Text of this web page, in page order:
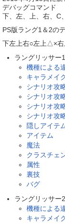
デバッグコマンド
下、左、上、右、C
PS版ラング1＆2の
下左上右○左上△×右
ラングリッサー1
機種による
キャラメイ
シナリオ攻
シナリオ攻
シナリオ攻
シナリオ攻
隠しアイテ
アイテム
魔法
クラスチェ
属性
裏技
バグ
ラングリッサー2
機種による
キャラメイ